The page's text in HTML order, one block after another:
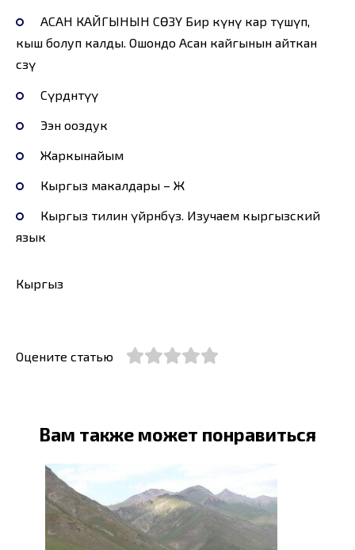
АСАН КАЙГЫНЫН СӨЗҮ Бир күнү кар түшүп,
кыш болуп калды. Ошондо Асан кайгынын айткан
сөзү
Сүрдөнтүү
Ээн ооздук
Жаркынайым
Кыргыз макалдары – Ж
Кыргыз тилин үйрөнөбүз. Изучаем кыргызский
язык
Кыргыз
Оцените статью
Вам также может понравиться